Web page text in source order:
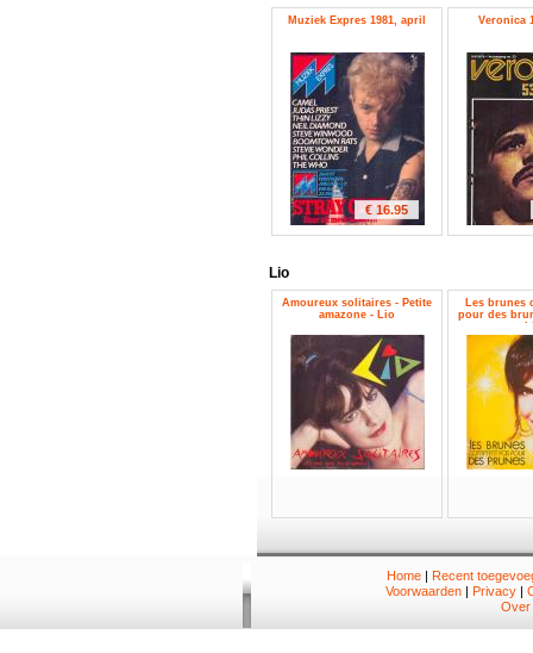
Muziek Expres 1981, april
€ 16.95
Veronica
Lio
Amoureux solitaires - Petite
amazone - Lio
Les brunes
pour des
Home| Recent
Voorwaarden | Privacy |
Over